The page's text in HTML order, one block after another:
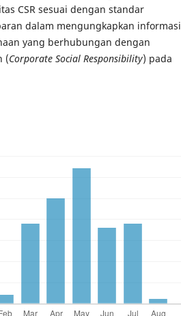
CSR sesuai dengan standar
dalam mengungkapkan informasi
yang berhubungan dengan
(Corporate Social Responsibility) pada